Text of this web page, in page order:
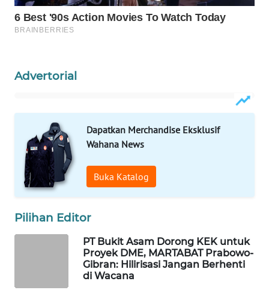
Advertorial
Dapatkan Merchandise Eksklusif
Wahana News
Buka Katalog
Pilihan Editor
PT Bukit Asam Dorong KEK untuk
Proyek DME, MARTABAT Prabowo-
Gibran: Hilirisasi Jangan Berhenti
di Wacana
WAHANANEWS
ID
CO ID
WAHANA
SPORT
WAHANA